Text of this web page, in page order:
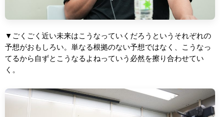
▼ごくごく近い未来はこうなっていくだろうというそれぞれの
予想がおもしろい。単なる根拠のない予想ではなく、こうなっ
てるから自ずとこうなるよねっていう必然を擦り合わせてい
く。